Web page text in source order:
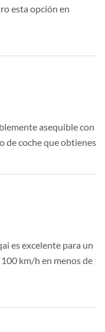
esta opción en
asequible con
de coche que obtienes
es excelente para un
km/h en menos de